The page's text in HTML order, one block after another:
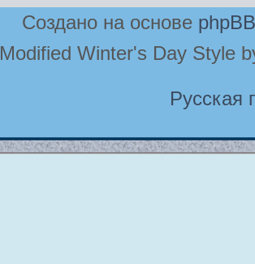
Создано на основе phpBB
Modified Winter's Day Style
Русская